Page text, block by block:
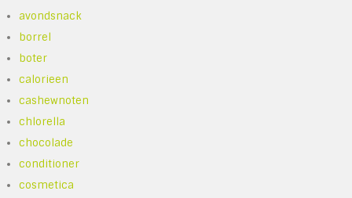
avondsnack
borrel
boter
calorieen
cashewnoten
chlorella
chocolade
conditioner
cosmetica